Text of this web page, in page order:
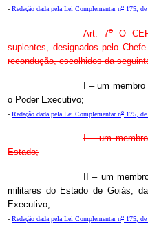
- Redação dada pela Lei Complementar no 175,
Art. 7oO CEP
suplentes, designados pelo
recondução, escolhidos da
I – um
o Poder Executivo;
- Redação dada pela Lei Complementar no 175,
I – um
Estado;
II – um
militares do Estado de Goiás,
Executivo;
- Redação dada pela Lei Complementar no 175,